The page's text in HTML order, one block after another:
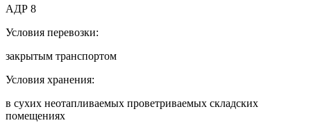
АДР 8
Условия перевозки:
закрытым транспортом
Условия хранения:
в сухих неотапливаемых проветриваемых складских
помещениях